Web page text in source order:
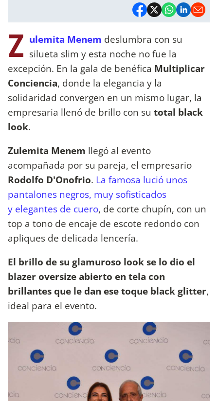
Z ulemita Menem deslumbra con su
silueta slim y esta noche no fue la
excepción. En la gala de benéfica Multiplicar
Conciencia, donde la elegancia y la
solidaridad convergen en un mismo lugar, la
empresaria llenó de brillo con su total black
look.
Zulemita Menem llegó al evento
acompañada por su pareja, el empresario
Rodolfo D'Onofrio. La famosa lució unos
pantalones negros, muy sofisticados
y elegantes de cuero, de corte chupín, con un
top a tono de encaje de escote redondo con
apliques de delicada lencería.
El brillo de su glamuroso look se lo dio el
blazer oversize abierto en tela con
brillantes que le dan ese toque black glitter,
ideal para el evento.